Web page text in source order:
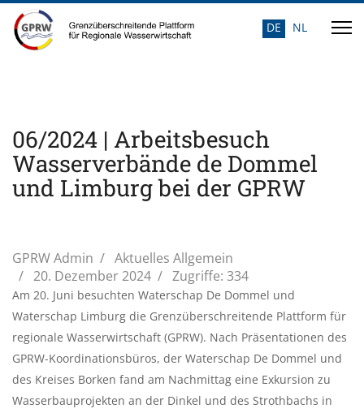
Sprache
DE NL
06/2024 | Arbeitsbesuch
Wasserverbände de Dommel
und Limburg bei der GPRW
GPRW Admin
Aktuelles Allgemein
20. Dezember 2024
Zugriffe: 334
Am 20. Juni besuchten Waterschap De Dommel und
Waterschap Limburg die Grenzüberschreitende Plattform für
regionale Wasserwirtschaft (GPRW). Nach Präsentationen des
GPRW-Koordinationsbüros, der Waterschap De Dommel und
des Kreises Borken fand am Nachmittag eine Exkursion zu
Wasserbauprojekten an der Dinkel und des Strothbachs in